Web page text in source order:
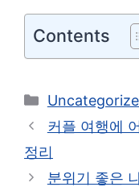
Contents
카
테
리
커플 여행에
정리
분위기 좋은